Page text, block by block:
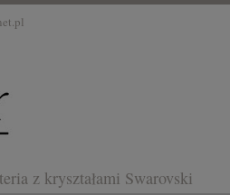
z kryształami Swarovski